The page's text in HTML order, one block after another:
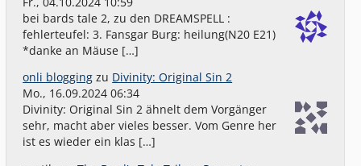
bei bards tale 2, zu den DREAMSPELL :
fehlerteufel: 3. Fansgar Burg: heilung(N20 E21)
*danke an Mäuse […]
onli blogging zu Divinity: Original Sin 2
Mo., 16.09.2024 06:34
Divinity: Original Sin 2 ähnelt dem Vorgänger
sehr, macht aber vieles besser. Vom Genre her
ist es wieder ein klas […]